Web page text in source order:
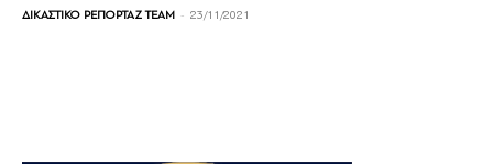
ΔΙΚΑΣΤΙΚΟ ΡΕΠΟΡΤΑΖ TEAM - 23/11/2021